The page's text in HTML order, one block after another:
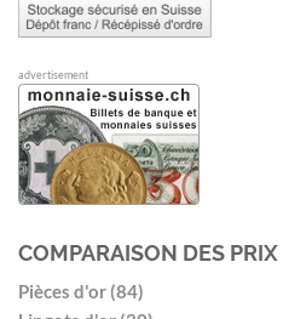
advertisement
COMPARAISON DES PRIX
Pièces d'or (84)